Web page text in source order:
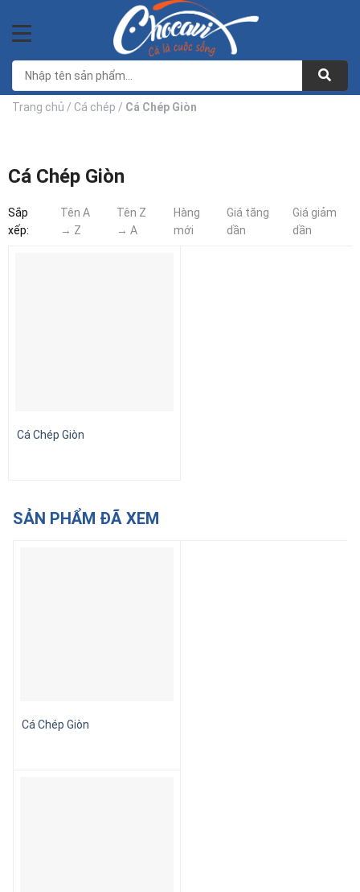
qua
nội
dung
Trang chủ / Cá chép / Cá Chép Giòn
Cá Chép Giòn
Sắp
xếp:
Tên A
→ Z
Tên Z
→ A
Hàng
mới
Giá tăng
dần
Giá giảm
dần
Cá Chép Giòn
SẢN PHẨM ĐÃ XEM
Cá Chép Giòn